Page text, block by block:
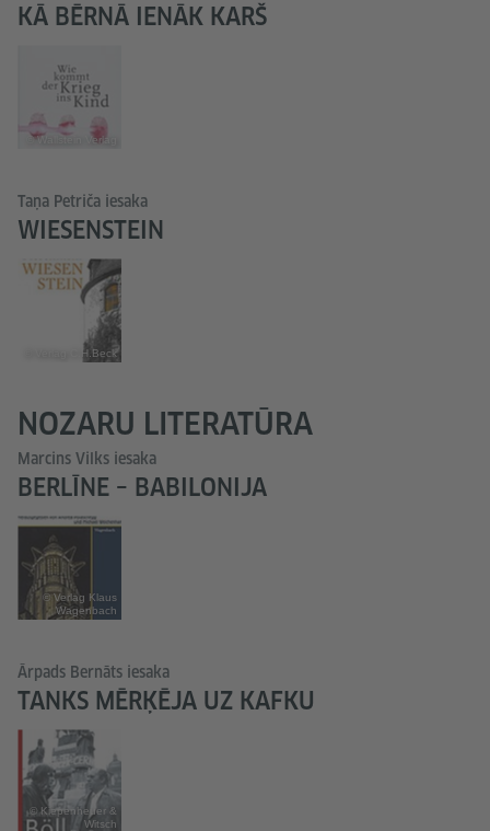
KĀ BĒRNĀ IENĀK KARŠ
© Wallstein Verlag
Taņa Petriča iesaka
WIESENSTEIN
© Verlag C.H.Beck
NOZARU LITERATŪRA
Marcins Vilks iesaka
BERLĪNE – BABILONIJA
© Verlag Klaus
Wagenbach
Ārpads Bernāts iesaka
TANKS MĒRĶĒJA UZ KAFKU
© Kiepenheuer &
Witsch